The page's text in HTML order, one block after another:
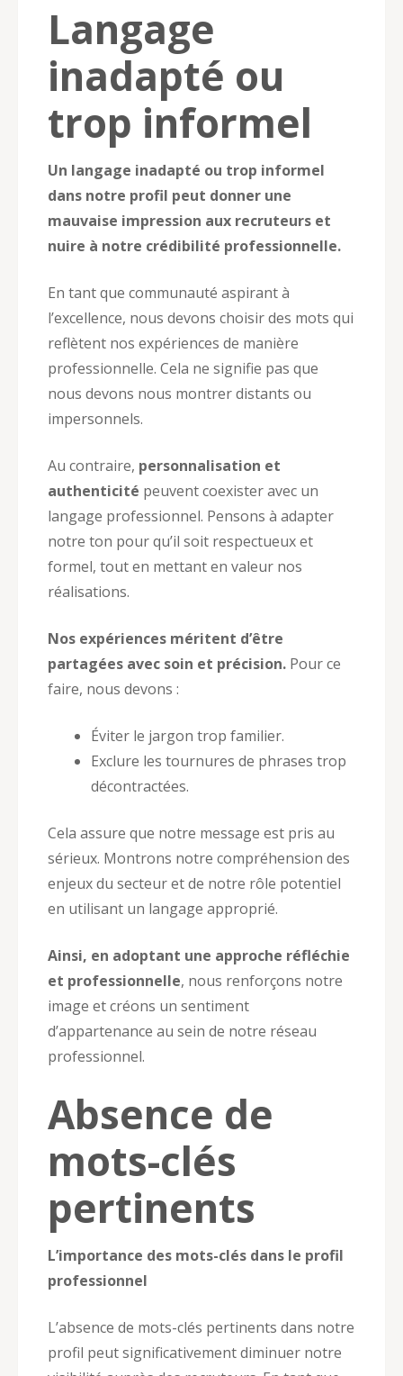
Langage
inadapté ou
trop informel
Un langage inadapté ou trop informel
dans notre profil peut donner une
mauvaise impression aux recruteurs et
nuire à notre crédibilité professionnelle.
En tant que communauté aspirant à
l’excellence, nous devons choisir des mots qui
reflètent nos expériences de manière
professionnelle. Cela ne signifie pas que
nous devons nous montrer distants ou
impersonnels.
Au contraire, personnalisation et
authenticité peuvent coexister avec un
langage professionnel. Pensons à adapter
notre ton pour qu’il soit respectueux et
formel, tout en mettant en valeur nos
réalisations.
Nos expériences méritent d’être
partagées avec soin et précision. Pour ce
faire, nous devons :
Éviter le jargon trop familier.
Exclure les tournures de phrases trop
décontractées.
Cela assure que notre message est pris au
sérieux. Montrons notre compréhension des
enjeux du secteur et de notre rôle potentiel
en utilisant un langage approprié.
Ainsi, en adoptant une approche réfléchie
et professionnelle, nous renforçons notre
image et créons un sentiment
d’appartenance au sein de notre réseau
professionnel.
Absence de
mots-clés
pertinents
L’importance des mots-clés dans le profil
professionnel
L’absence de mots-clés pertinents dans notre
profil peut significativement diminuer notre